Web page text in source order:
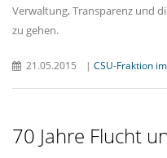
Verwaltung, Transparenz und
zu gehen.
21.05.2015 | CSU-Fraktion
70 Jahre Flucht